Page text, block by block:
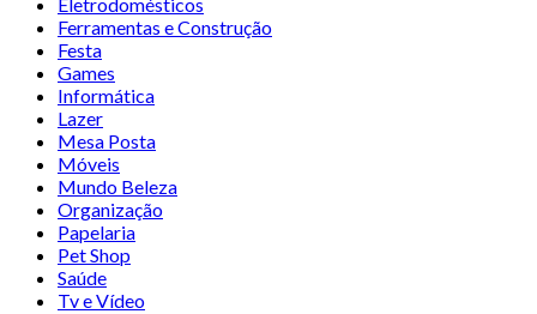
Ferramentas e Construção
Festa
Games
Informática
Lazer
Mesa Posta
Móveis
Mundo Beleza
Organização
Papelaria
Pet Shop
Saúde
Tv e Vídeo